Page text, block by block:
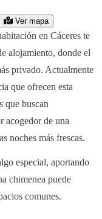
ir a su página
Ver mapa
en Cáceres te
alojamiento, donde el
privado. Actualmente
que ofrecen esta
que buscan
acogedor de una
noches más frescas.
especial, aportando
chimenea puede
comunes.